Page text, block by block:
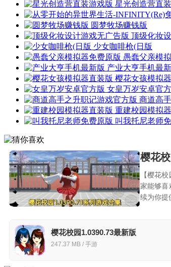
星光创造营直
圆梦牧场赚钱版
顶级化妆
少女咖啡枪(日版
愚蠢父亲模
产业大亨手机最
樱花女孩模拟
女皇万岁安卓官
商道高
重建校园模拟
叫我托尼老师
樱花
【樱花
家能够喜
续为你提
樱花校园1.0390.73最新版
247.37 MB / 手游